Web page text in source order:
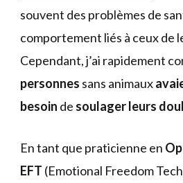
souvent des problèmes de
comportement liés à ceux de
Cependant, j’ai rapidement
personnes sans animaux
besoin de soulager leurs
En tant que praticienne en
EFT (Emotional Freedom